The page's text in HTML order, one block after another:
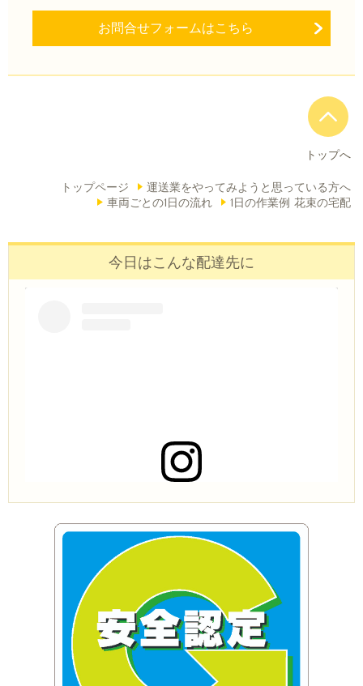
お問合せフォームはこちら
トップへ
トップページ
運送業をやってみようと思っている方へ
車両ごとの1日の流れ
1日の作業例 花束の宅配
今日はこんな配達先に
この投稿をInstagramで見る